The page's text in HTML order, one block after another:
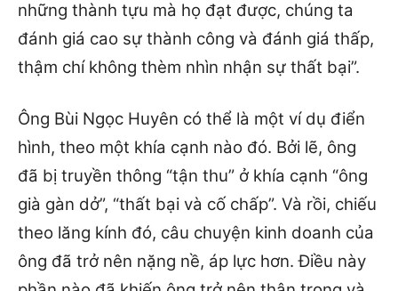
những thành tựu mà họ đạt được, chúng ta
đánh giá cao sự thành công và đánh giá thấp,
thậm chí không thèm nhìn nhận sự thất bại”.
Ông Bùi Ngọc Huyên có thể là một ví dụ điển
hình, theo một khía cạnh nào đó. Bởi lẽ, ông
đã bị truyền thông “tận thu” ở khía cạnh “ông
già gàn dở”, “thất bại và cố chấp”. Và rồi, chiếu
theo lăng kính đó, câu chuyện kinh doanh của
ông đã trở nên nặng nề, áp lực hơn. Điều này